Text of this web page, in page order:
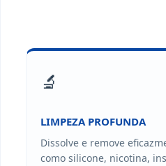
🔬
LIMPEZA PROFUNDA
Dissolve e remove
como silicone, nicotina,